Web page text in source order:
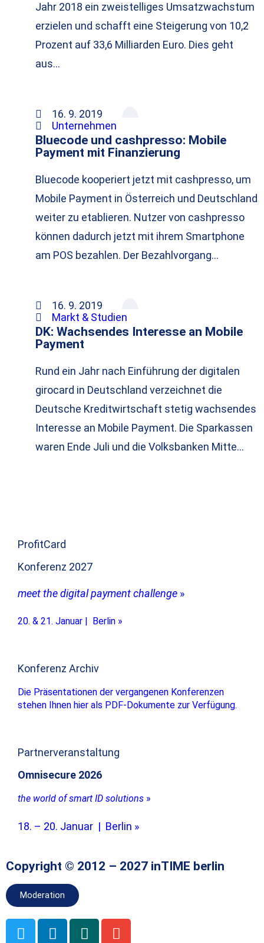
Jahr 2018 ein zweistelliges Umsatzwachstum
erzielen und schafft eine Steigerung von 10,2
Prozent auf 33,6 Milliarden Euro. Dies geht
aus…
16. 9. 2019
Unternehmen
Bluecode und cashpresso: Mobile
Payment mit Finanzierung
Bluecode kooperiert jetzt mit cashpresso, um
Mobile Payment in Österreich und Deutschland
weiter zu etablieren. Nutzer von cashpresso
können dadurch jetzt mit ihrem Smartphone
am POS bezahlen. Der Bezahlvorgang…
16. 9. 2019
Markt & Studien
DK: Wachsendes Interesse an Mobile
Payment
Rund ein Jahr nach Einführung der digitalen
girocard in Deutschland verzeichnet die
Deutsche Kreditwirtschaft stetig wachsendes
Interesse an Mobile Payment. Die Sparkassen
waren Ende Juli und die Volksbanken Mitte…
ProfitCard
Konferenz 2027
meet the digital payment challenge »
20. & 21. Januar | Berlin »
Konferenz Archiv
Die Präsentationen der vergangenen Konferenzen
stehen Ihnen hier als PDF-Dokumente zur Verfügung.
Partnerveranstaltung
Omnisecure 2026
the world of smart ID solutions »
18. – 20. Januar | Berlin »
Copyright © 2012 – 2027 inTIME berlin
Moderation